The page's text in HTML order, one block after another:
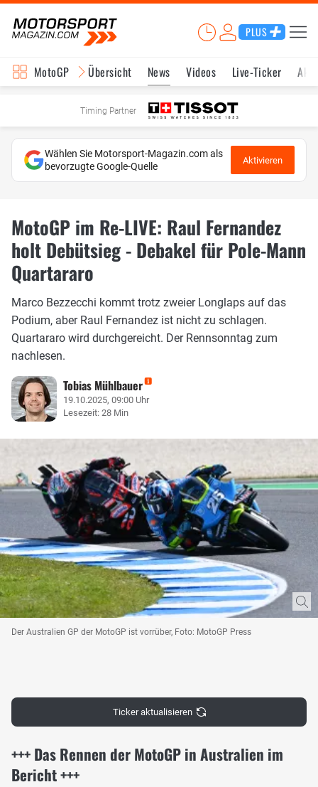
PLUS
MotoGP Übersicht News Videos Live-Ticker
Timing Partner
Wählen Sie Motorsport-Magazin.com als
bevorzugte Google-Quelle
Aktivieren
MotoGP im Re-LIVE: Raul Fernandez
holt Debütsieg - Debakel für Pole-Mann
Quartararo
Marco Bezzecchi kommt trotz zweier Longlaps auf das
Podium, aber Raul Fernandez ist nicht zu schlagen.
Quartararo wird durchgereicht. Der Rennsonntag zum
nachlesen.
Tobias Mühlbauer
19.10.2025, 09:00 Uhr
Lesezeit: 28 Min
Der Australien GP der MotoGP ist vorrüber, Foto: MotoGP Press
Ticker aktualisieren
+++ Das Rennen der MotoGP in Australien im
Bericht +++